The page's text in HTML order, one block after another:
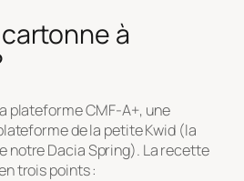
à
plateforme CMF-A+, une
de la petite Kwid (la
notre Dacia Spring). La recette
trois points :